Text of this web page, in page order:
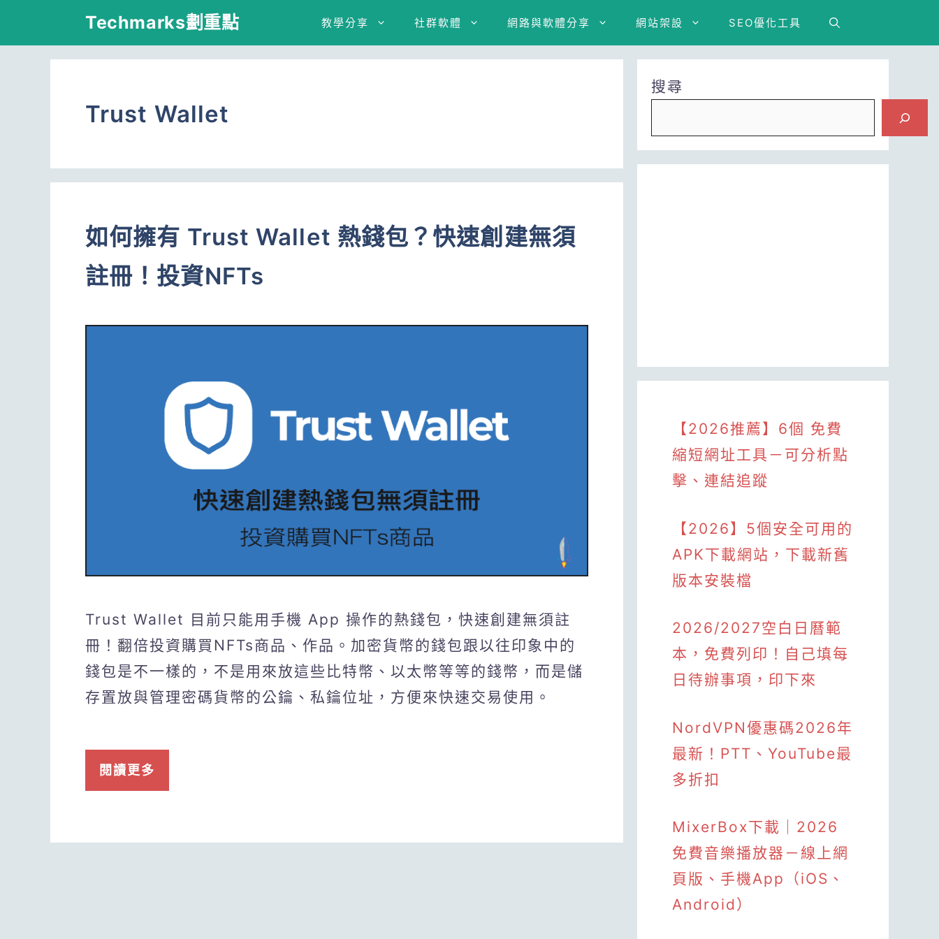
Techmarks劃重點 教學分享 社群軟體 網路與軟體分享 網站架設 SEO優化工具
Trust Wallet
如何擁有 Trust Wallet 熱錢包？快速創建無須
註冊！投資NFTs
Trust Wallet 目前只能用手機 App 操作的熱錢包，快速創建無須註
冊！翻倍投資購買NFTs商品、作品。加密貨幣的錢包跟以往印象中的
錢包是不一樣的，不是用來放這些比特幣、以太幣等等的錢幣，而是儲
存置放與管理密碼貨幣的公鑰、私鑰位址，方便來快速交易使用。
閱讀更多
搜尋
【2026推薦】6個 免費
縮短網址工具－可分析點
擊、連結追蹤
【2026】5個安全可用的
APK下載網站，下載新舊
版本安裝檔
2026/2027空白日曆範
本，免費列印！自己填每
日待辦事項，印下來
NordVPN優惠碼2026年
最新！PTT、YouTube最
多折扣
MixerBox下載｜2026
免費音樂播放器－線上網
頁版、手機App（iOS、
Android）